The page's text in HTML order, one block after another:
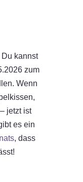
Du kannst
zum
Wenn
jetzt ist
es ein
, dass